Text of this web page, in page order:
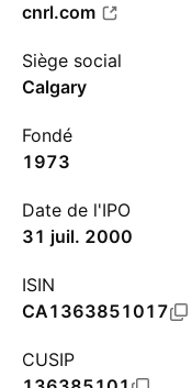
cnrl.com
Siège social
Calgary
Fondé
1973
Date de l'IPO
31 juil. 2000
ISIN
CA1363851017
CUSIP